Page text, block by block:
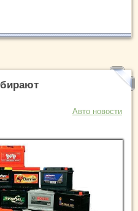
Авто новости